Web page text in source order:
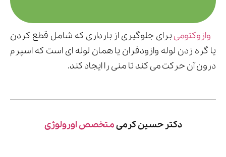
وازوکتومیبرای جلوگیری از بارداری که شامل قطع کردن
یا گره زدن لوله وازودفران یا همان لوله ای است که اسپرم
درون آن حرکت می کند تا منی را ایجاد کند.
دکتر حسین کرمیمتخصص اورولوژی